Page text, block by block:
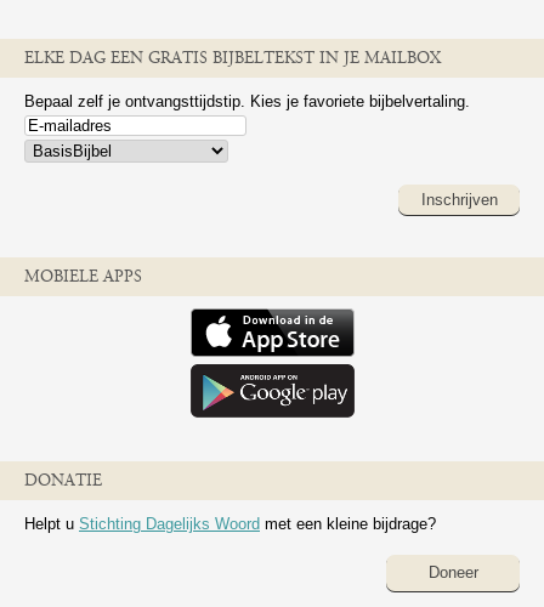
ELKE DAG EEN GRATIS BIJBELTEKST IN JE MAILBOX
Bepaal zelf je ontvangsttijdstip. Kies je favoriete bijbelvertaling.
Inschrijven
MOBIELE APPS
DONATIE
Helpt u Stichting Dagelijks Woord met een kleine bijdrage?
Doneer